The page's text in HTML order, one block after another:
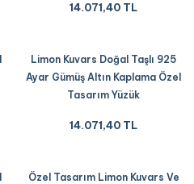
14.071,40 TL
Limon Kuvars Doğal Taşlı 925
Ayar Gümüş Altın Kaplama Özel
Tasarım Yüzük
14.071,40 TL
Özel Tasarım Limon Kuvars Ve